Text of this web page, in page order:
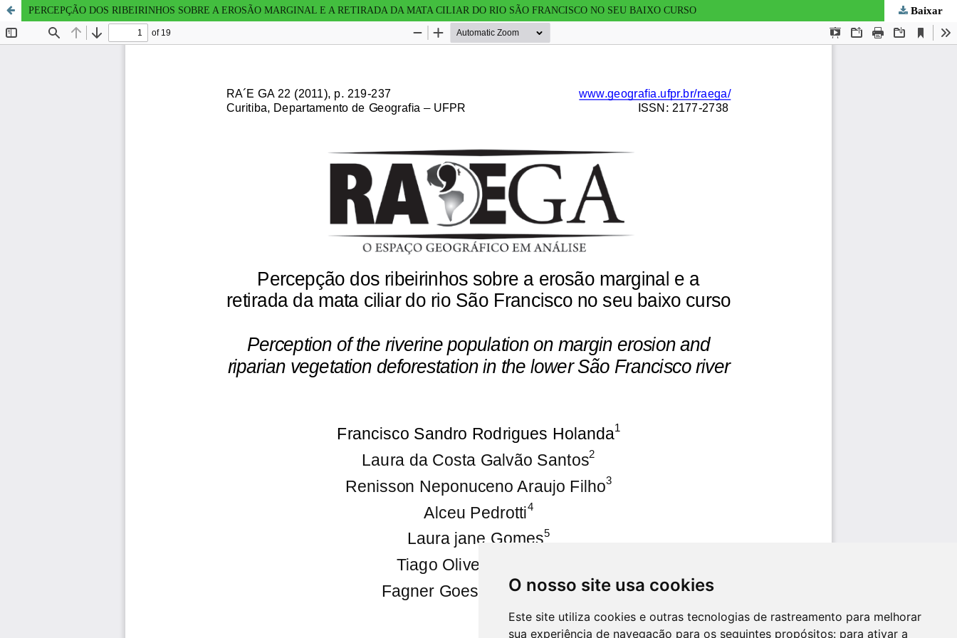
O nosso site usa cookies
Este site utiliza cookies e outras tecnologias de rastreamento para melhorar
sua experiência de navegação para os seguintes propósitos: para ativar a
PERCEPÇÃO DOS RIBEIRINHOS SOBRE A EROSÃO MARGINAL E A RETIRADA DA MATA CILIAR DO RIO SÃO FRANCISCO NO SEU BAIXO CURSO Baixar